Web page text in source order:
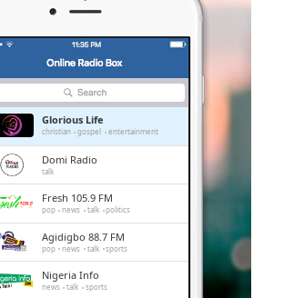
Glorious Life
christian gospel entertainment
Domi Radio
talk
Fresh 105.9 FM
pop news talk politics
Agidigbo 88.7 FM
pop news talk sports
Nigeria Info
news talk sports